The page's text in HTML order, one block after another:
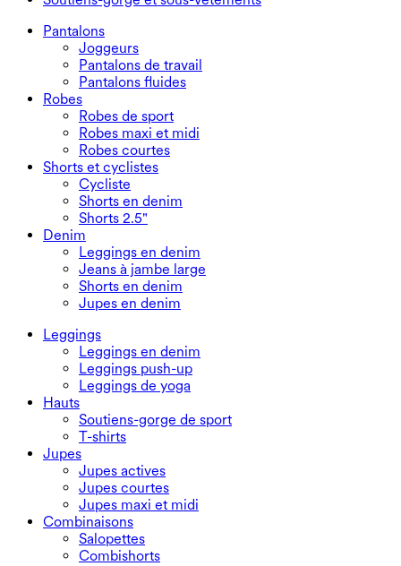
Robes grande taille
Manteaux
Hauts de maillot de bain
Bas de maillot de bain
Ensembles de maillots de bain
Soutiens-gorge et sous-vêtements
Soutiens-gorge
Sous-vêtements
Pantalons
Joggeurs
Pantalons de travail
Pantalons fluides
Robes
Robes de sport
Robes maxi et midi
Robes courtes
Shorts et cyclistes
Cycliste
Shorts en denim
Shorts 2.5"
Denim
Leggings en denim
Jeans à jambe large
Shorts en denim
Jupes en denim
Leggings
Leggings en denim
Leggings push-up
Leggings de yoga
Hauts
Soutiens-gorge de sport
T-shirts
Jupes
Jupes actives
Jupes courtes
Jupes maxi et midi
Combinaisons
Salopettes
Combishorts